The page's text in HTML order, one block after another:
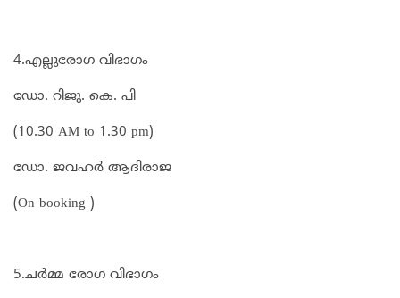
4.എല്ലുരോഗ വിഭാഗം
ഡോ. റിജു. കെ. പി
(10.30 AM to 1.30 pm)
ഡോ. ജവഹർ ആദിരാജ
(On booking )
5.ചർമ്മ രോഗ വിഭാഗം